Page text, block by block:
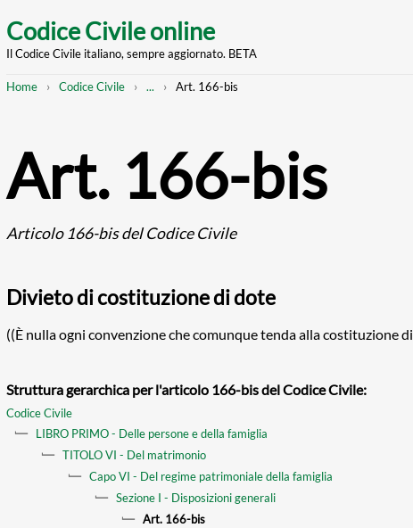
main
Codice Civile online
Il Codice Civile italiano, sempre aggiornato. BETA
Breadcrumb
Home Codice Civile
Mostra
... Art. 166-bis
Art. 166-bis
Articolo 166-bis del Codice Civile
Divieto di costituzione di dote
((È nulla ogni convenzione che comunque tenda alla costituzione
Struttura gerarchica per l'articolo 166-bis del Codice Civile:
Codice Civile
LIBRO PRIMO - Delle persone e della famiglia
TITOLO VI - Del matrimonio
Capo VI - Del regime patrimoniale della famiglia
Sezione I - Disposizioni generali
Art. 166-bis